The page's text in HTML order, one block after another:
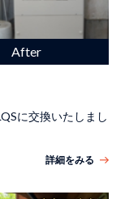
に交換いたしまし
詳細をみる